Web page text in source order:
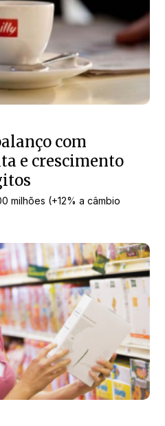
com
e crescimento
milhões (+12% a câmbio